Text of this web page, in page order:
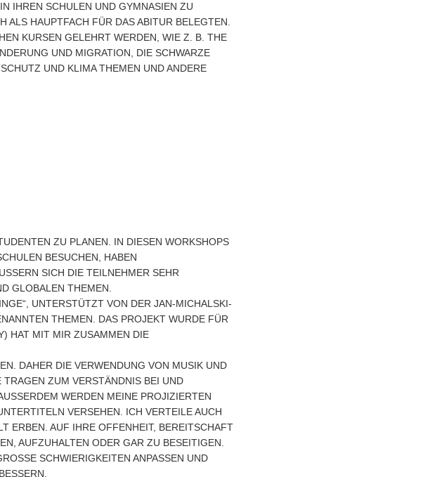
IHREN SCHULEN UND GYMNASIEN ZU
ALS HAUPTFACH FÜR DAS ABITUR BELEGTEN.
KURSEN GELEHRT WERDEN, WIE Z. B. THE C
UND MIGRATION, DIE SCHWARZE D
UND KLIMA THEMEN UND ANDERE A
ZU PLANEN. IN DIESEN WORKSHOPS S
BESUCHEN, HABEN U
SICH DIE TEILNEHMER SEHR EN
THEMEN.
UNTERSTÜTZT VON DER JAN-MICHALSKI-
THEMEN. DAS PROJEKT WURDE FÜR
HAT MIT MIR ZUSAMMEN DIE
DAHER DIE VERWENDUNG VON MUSIK UND
ZUM VERSTÄNDNIS BEI UND
WERDEN MEINE PROJIZIERTEN G
VERSEHEN. ICH VERTEILE AUCH D
AUF IHRE OFFENHEIT, BEREITSCHAFT U
AUFZUHALTEN ODER GAR ZU BESEITIGEN. J
SCHWIERIGKEITEN ANPASSEN UND NA